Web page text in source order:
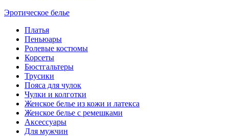
Эротическое белье
Платья
Пеньюары
Ролевые костюмы
Корсеты
Бюстгальтеры
Трусики
Пояса для чулок
Чулки и колготки
Женское белье из кожи и латекса
Женское белье с ремешками
Аксессуары
Для мужчин